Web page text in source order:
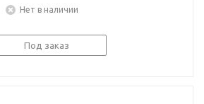
математикой. Для
Нет в наличии
Под заказ